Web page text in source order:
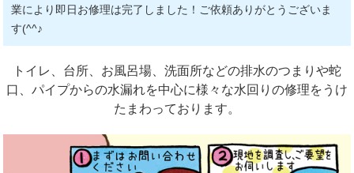
業により即日お修理は完了しました！ご依頼ありがとうございま
す(^^♪
トイレ、台所、お風呂場、洗面所などの排水のつまりや蛇
口、パイプからの水漏れを中心に様々な水回りの修理をうけ
たまわっております。